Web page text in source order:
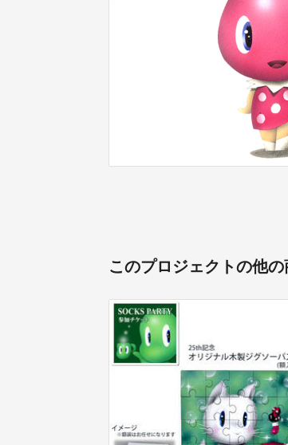
このプロジェクトの他の